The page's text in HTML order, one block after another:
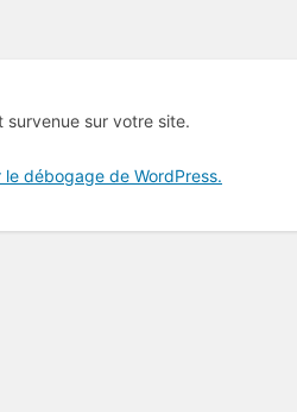
survenue sur votre site.
débogage de WordPress.